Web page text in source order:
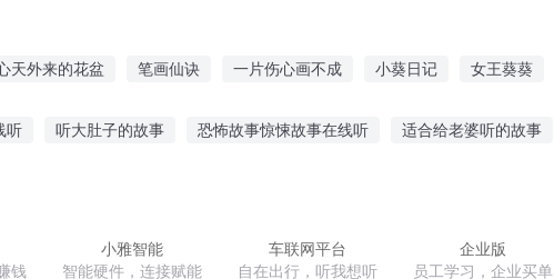
天外来的花盆 笔画仙诀 一片伤心画不成 小葵日记 女王葵葵
听 听大肚子的故事 恐怖故事惊悚故事在线听 适合给老婆听的故事
钱
小雅智能
智能硬件，连接赋能
车联网平台
自在出行，听我想听
企业版
员工学习，企业买单